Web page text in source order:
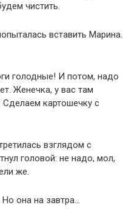
чистить.
вставить Марина.
голодные! И потом, надо
Женечка, у вас там
картошечку с
взглядом с
головой: не надо, мол,
же.
она на завтра…